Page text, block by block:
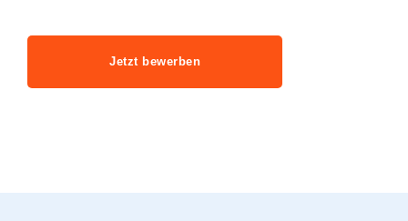
Jetzt bewerben